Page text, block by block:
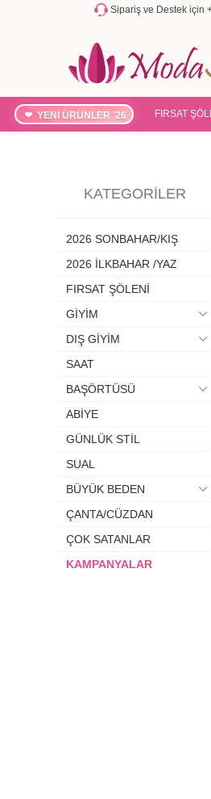
Sipariş ve Destek için
YENİ ÜRÜNLER '26 FIRSAT
KATEGORILER
2026 SONBAHAR/KIŞ
2026 İLKBAHAR /YAZ
FIRSAT ŞÖLENİ
GİYİM
DIŞ GİYİM
SAAT
BAŞÖRTÜSÜ
ABİYE
GÜNLÜK STİL
SUAL
BÜYÜK BEDEN
ÇANTA/CÜZDAN
ÇOK SATANLAR
KAMPANYALAR